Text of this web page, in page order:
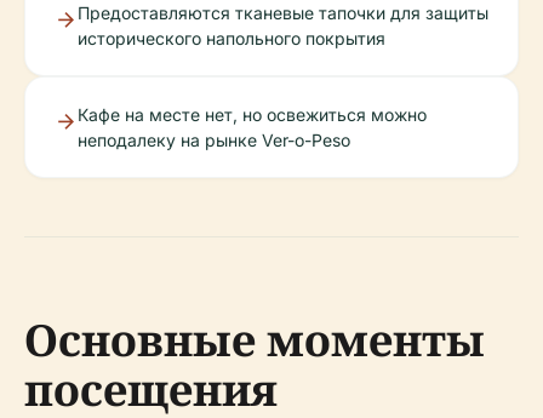
Предоставляются тканевые тапочки для защиты
исторического напольного покрытия
Кафе на месте нет, но освежиться можно
неподалеку на рынке Ver-o-Peso
Основные моменты
посещения